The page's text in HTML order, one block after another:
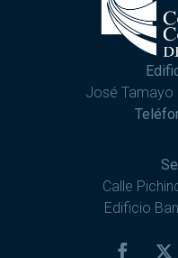
José Tamayo
Calle
Edificio